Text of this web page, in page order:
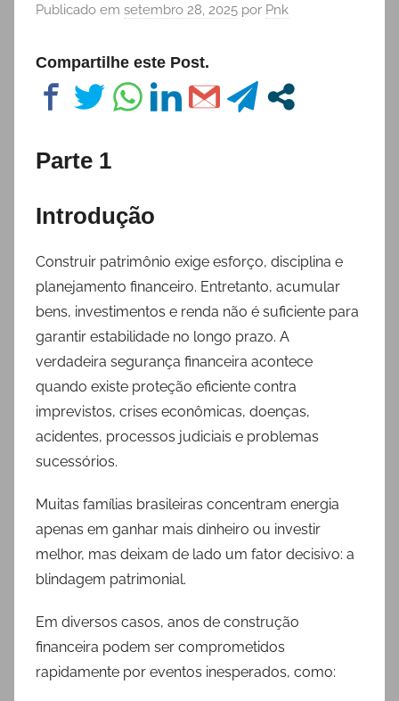
Publicado em setembro 28, 2025 por Pnk
Compartilhe este Post.
Parte 1
Introdução
Construir patrimônio exige esforço, disciplina e
planejamento financeiro. Entretanto, acumular
bens, investimentos e renda não é suficiente para
garantir estabilidade no longo prazo. A
verdadeira segurança financeira acontece
quando existe proteção eficiente contra
imprevistos, crises econômicas, doenças,
acidentes, processos judiciais e problemas
sucessórios.
Muitas famílias brasileiras concentram energia
apenas em ganhar mais dinheiro ou investir
melhor, mas deixam de lado um fator decisivo: a
blindagem patrimonial.
Em diversos casos, anos de construção
financeira podem ser comprometidos
rapidamente por eventos inesperados, como: